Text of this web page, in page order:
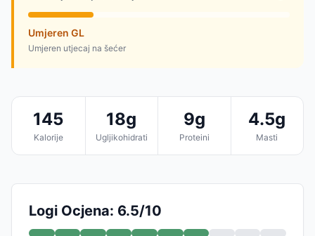
Umjeren GL
Umjeren utjecaj na šećer
145
Kalorije
18g
Ugljikohidrati
9g
Proteini
4.5g
Masti
Logi Ocjena: 6.5/10